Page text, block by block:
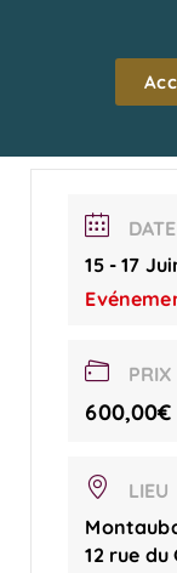
DATE
15 - 17
PRIX
600,00€
LIEU
12 rue du